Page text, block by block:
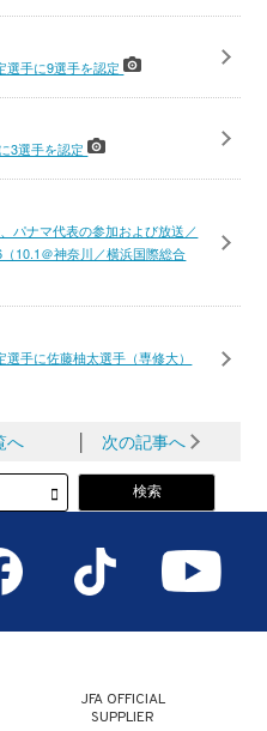
選手に9選手を認定
3選手を認定
パナマ代表の参加および放送／
10.1＠神奈川／横浜国際総合
手に佐藤柚太選手（専修大）
へ │ 次の記事へ
JFA OFFICIAL
SUPPLIER